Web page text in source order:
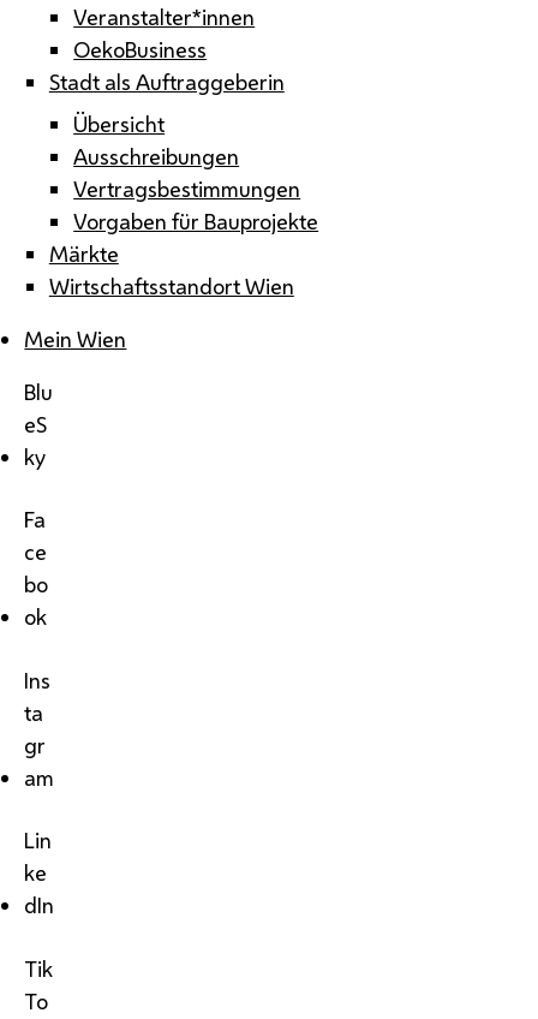
Veranstalter*innen
OekoBusiness
Stadt als Auftraggeberin
Übersicht
Ausschreibungen
Vertragsbestimmungen
Vorgaben für Bauprojekte
Märkte
Wirtschaftsstandort Wien
Mein Wien
Blu
eS
ky
Fa
ce
bo
ok
Ins
ta
gr
am
Lin
ke
dIn
Tik
To